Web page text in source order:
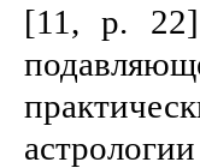
[11, p.